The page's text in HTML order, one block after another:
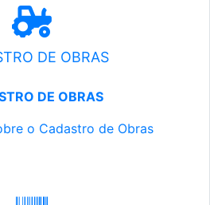
DE OBRAS
DE OBRAS
o Cadastro de Obras